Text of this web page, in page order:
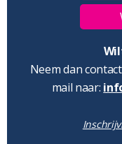
Neem dan
mail naar: